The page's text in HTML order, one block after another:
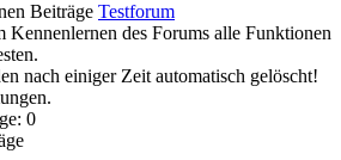
Testforum
Kennenlernen des Forums alle Funktionen
nach einiger Zeit automatisch gelöscht!
: 0